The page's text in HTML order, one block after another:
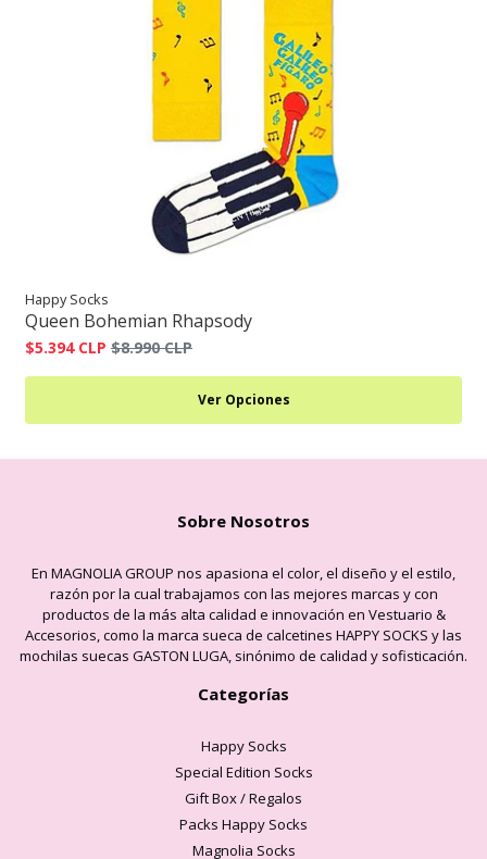
Happy Socks
Queen Bohemian Rhapsody
$5.394 CLP $8.990 CLP
Ver Opciones
Sobre Nosotros
En MAGNOLIA GROUP nos apasiona el color, el diseño y el estilo,
razón por la cual trabajamos con las mejores marcas y con
productos de la más alta calidad e innovación en Vestuario &
Accesorios, como la marca sueca de calcetines HAPPY SOCKS y las
mochilas suecas GASTON LUGA, sinónimo de calidad y sofisticación.
Categorías
Happy Socks
Special Edition Socks
Gift Box / Regalos
Packs Happy Socks
Magnolia Socks